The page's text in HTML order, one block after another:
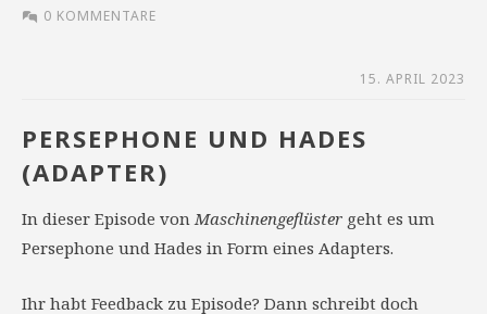
0 KOMMENTARE
15. APRIL 2023
PERSEPHONE UND HADES
(ADAPTER)
In dieser Episode vonMaschinengeflüster geht es um
Persephone und Hades in Form eines Adapters.
Ihr habt Feedback zu Episode? Dann schreibt doch